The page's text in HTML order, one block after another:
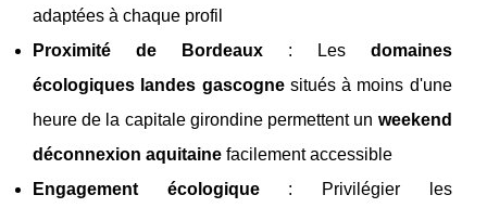
adaptées à chaque profil
Proximité de Bordeaux: Les domaines
écologiques landes gascognesitués à moins d'une
heure de la capitale girondine permettent un weekend
déconnexion aquitaine facilement accessible
Engagement écologique: Privilégier les